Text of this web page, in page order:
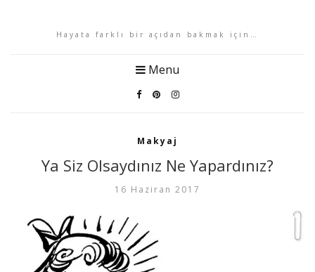
Hayata farklı bir açıdan bakmak için…
Menu
Makyaj
Ya Siz Olsaydınız Ne Yapardınız?
16 Haziran 2017